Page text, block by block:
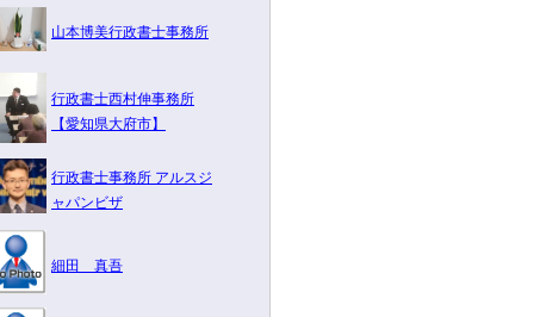
山本博美行政書士事務所
行政書士西村伸事務所
【愛知県大府市】
行政書士事務所 アルスジ
ャパンビザ
細田 真吾